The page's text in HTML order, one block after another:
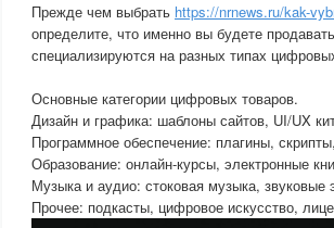
Прежде чем выбрать https://nrnews.ru/kak-
определите, что именно вы будете
специализируются на разных типах
Основные категории цифровых товаров.
Дизайн и графика: шаблоны сайтов, UI/UX
Программное обеспечение: плагины,
Образование: онлайн-курсы, электронные
Музыка и аудио: стоковая музыка,
Прочее: подкасты, цифровое искусство,